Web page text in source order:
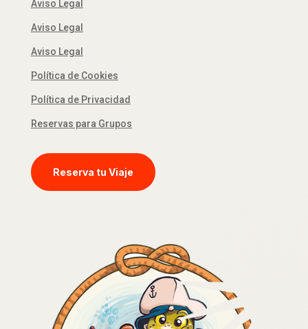
Aviso Legal
Aviso Legal
Aviso Legal
Política de Cookies
Política de Privacidad
Reservas para Grupos
Reserva tu Viaje